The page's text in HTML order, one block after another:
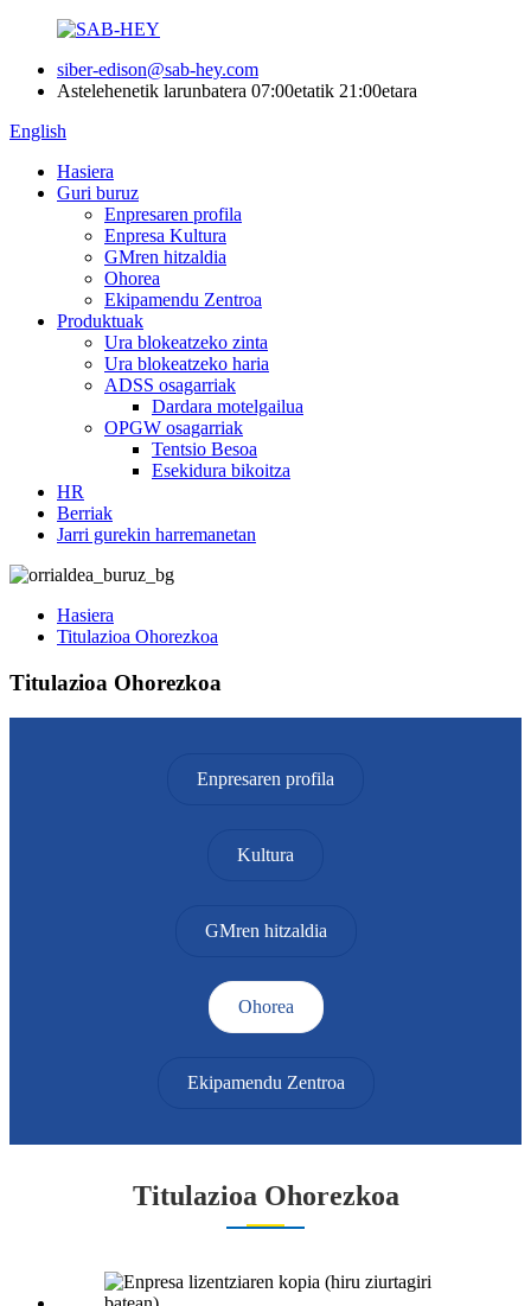
siber-edison@sab-hey.com
Astelehenetik larunbatera 07:00etatik 21:00etara
English
Hasiera
Guri buruz
Enpresaren profila
Enpresa Kultura
GMren hitzaldia
Ohorea
Ekipamendu Zentroa
Produktuak
Ura blokeatzeko zinta
Ura blokeatzeko haria
ADSS osagarriak
Dardara motelgailua
OPGW osagarriak
Tentsio Besoa
Esekidura bikoitza
HR
Berriak
Jarri gurekin harremanetan
Hasiera
Titulazioa Ohorezkoa
Titulazioa Ohorezkoa
Enpresaren profila
Kultura
GMren hitzaldia
Ohorea
Ekipamendu Zentroa
Titulazioa Ohorezkoa